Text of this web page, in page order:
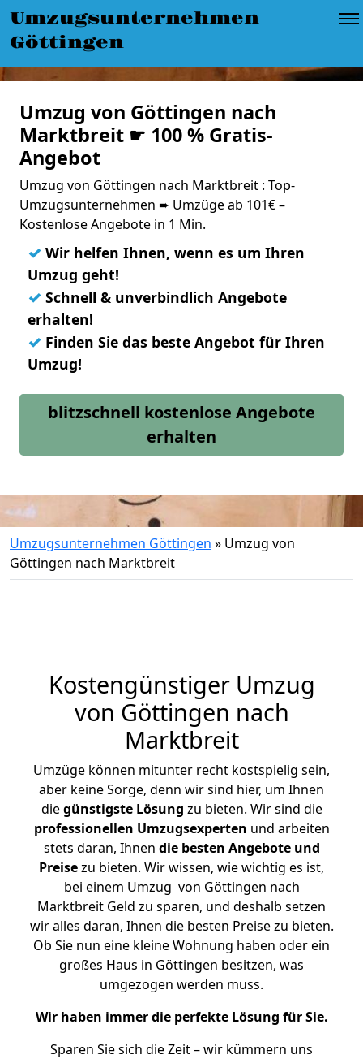
Umzugsunternehmen
Göttingen
Umzug von Göttingen nach
Marktbreit ☛ 100 % Gratis-
Angebot
Umzug von Göttingen nach Marktbreit : Top-
Umzugsunternehmen ➨ Umzüge ab 101€ –
Kostenlose Angebote in 1 Min.
✓ Wir helfen Ihnen, wenn es um Ihren
Umzug geht!
✓ Schnell & unverbindlich Angebote
erhalten!
✓ Finden Sie das beste Angebot für Ihren
Umzug!
blitzschnell kostenlose Angebote
erhalten
Umzugsunternehmen Göttingen » Umzug von
Göttingen nach Marktbreit
Kostengünstiger Umzug
von Göttingen nach
Marktbreit
Umzüge können mitunter recht kostspielig sein,
aber keine Sorge, denn wir sind hier, um Ihnen
diegünstigste Lösung zu bieten. Wir sind die
professionellen Umzugsexperten und arbeiten
stets daran, Ihnen die besten Angebote und
Preisezu bieten. Wir wissen, wie wichtig es ist,
bei einem Umzug von Göttingen nach
Marktbreit Geld zu sparen, und deshalb setzen
wir alles daran, Ihnen die besten Preise zu bieten.
Ob Sie nun eine kleine Wohnung haben oder ein
großes Haus in Göttingen besitzen, was
umgezogen werden muss.
Wir haben immer die perfekte Lösung für Sie.
Sparen Sie sich die Zeit – wir kümmern uns